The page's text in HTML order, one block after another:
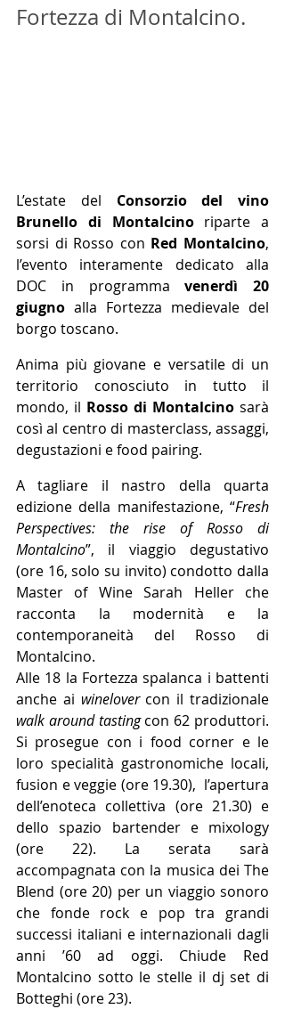
Fortezza di Montalcino.
L’estate del Consorzio del vino
Brunello di Montalcino riparte a
sorsi di Rosso con Red Montalcino,
l’evento interamente dedicato alla
DOC in programma venerdì 20
giugno alla Fortezza medievale del
borgo toscano.
Anima più giovane e versatile di un
territorio conosciuto in tutto il
mondo, il Rosso di Montalcino sarà
così al centro di masterclass, assaggi,
degustazioni e food pairing.
A tagliare il nastro della quarta
edizione della manifestazione, “Fresh
Perspectives: the rise of Rosso di
Montalcino”, il viaggio degustativo
(ore 16, solo su invito) condotto dalla
Master of Wine Sarah Heller che
racconta la modernità e la
contemporaneità del Rosso di
Montalcino.
Alle 18 la Fortezza spalanca i battenti
anche ai winelover
walk around tasting con 62 produttori.
Si prosegue con i food corner e le
loro specialità gastronomiche locali,
fusion e veggie (ore 19.30),  l’apertura
dell’enoteca collettiva (ore 21.30) e
dello spazio bartender e mixology
(ore 22). La serata sarà
accompagnata con la musica dei The
Blend (ore 20) per un viaggio sonoro
che fonde rock e pop tra grandi
successi italiani e internazionali dagli
anni ’60 ad oggi. Chiude Red
Montalcino sotto le stelle il dj set di
Botteghi (ore 23).